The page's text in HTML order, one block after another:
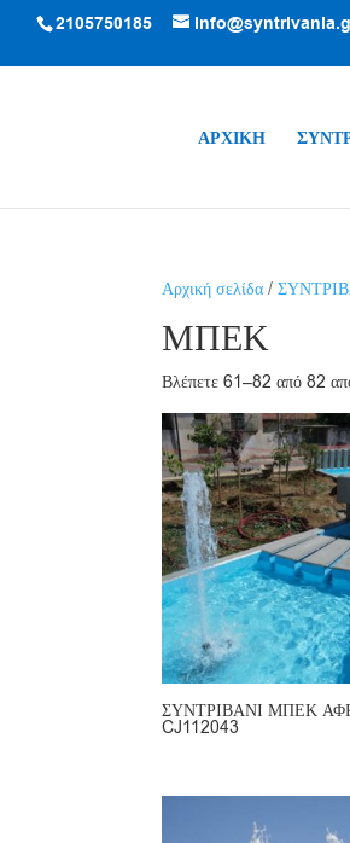
2105750185
ΑΡΧΙΚΗ
Αρχική σελίδα /
ΜΠΕΚ
Βλέπετε 61–82 από 82
ΣΥΝΤΡΙΒΑΝΙ ΜΠΕΚ
CJ112043